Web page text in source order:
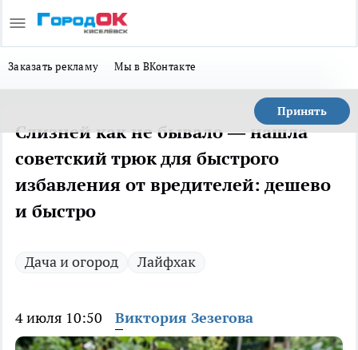
Заказать рекламу Мы в ВКонтакте
Принять
Слизней как не бывало — нашла
советский трюк для быстрого
избавления от вредителей: дешево
и быстро
Дача и огород Лайфхак
4 июля 10:50 Виктория Зезегова